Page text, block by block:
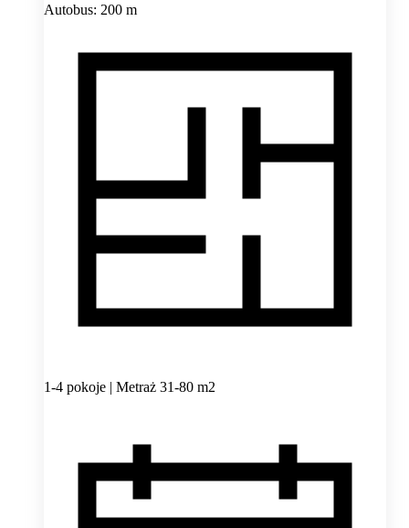
Autobus: 200 m
1-4 pokoje | Metraż 31-80 m2